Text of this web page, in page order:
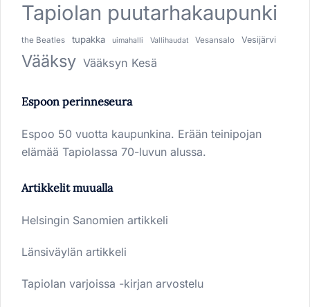
Tapiolan puutarhakaupunki
the Beatles tupakka uimahalli Vallihaudat Vesansalo Vesijärvi
Vääksy Vääksyn Kesä
Espoon perinneseura
Espoo 50 vuotta kaupunkina. Erään teinipojan
elämää Tapiolassa 70-luvun alussa.
Artikkelit muualla
Helsingin Sanomien artikkeli
Länsiväylän artikkeli
Tapiolan varjoissa -kirjan arvostelu